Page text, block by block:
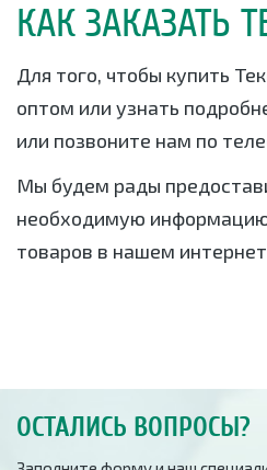
КАК ЗАКАЗАТЬ
Для того, чтобы купить
оптом или узнать
или позвоните нам по
Мы будем рады
необходимую
товаров в нашем
ОСТАЛИСЬ ВОПРОСЫ?